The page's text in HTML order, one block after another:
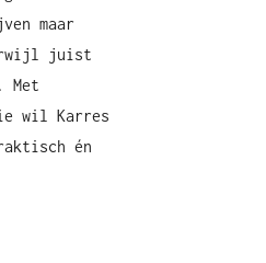
maar
juist
Met
wil Karres
én